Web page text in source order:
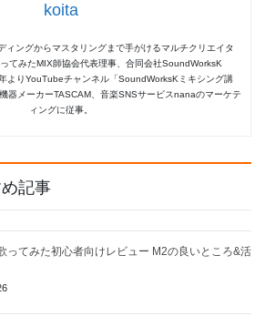
koita
ィングからマスタリングまで手がけるマルチクリエイタ
てみたMIX師協会代表理事、合同会社SoundWorksK
よりYouTubeチャンネル「SoundWorksKミキシング講
器メーカーTASCAM、音楽SNSサービスnanaのマーケテ
ィングに従事。
記事
ってみた初心者向けレビュー M2の良いところ&活